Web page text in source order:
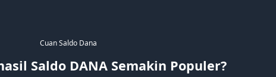
Cuan Saldo Dana
Saldo DANA Semakin Populer?